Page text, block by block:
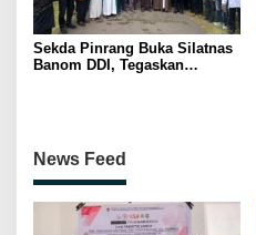
Sekda Pinrang Buka Silatnas
Banom DDI, Tegaskan
News Feed